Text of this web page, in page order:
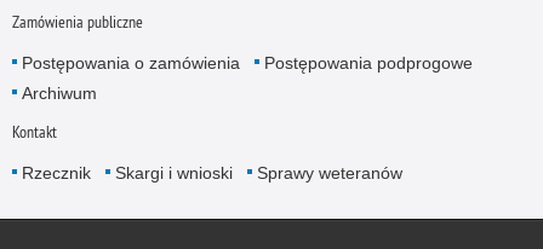
Zamówienia publiczne
Postępowania o zamówienia
Postępowania podprogowe
Archiwum
Kontakt
Rzecznik Skargi i wnioski Sprawy weteranów